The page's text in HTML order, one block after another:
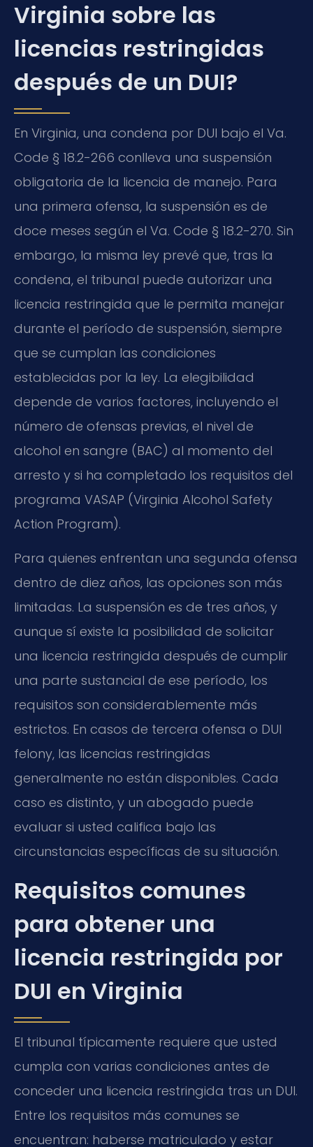
Virginia sobre las
licencias restringidas
después de un DUI?
En Virginia, una condena por DUI bajo el Va.
Code § 18.2-266 conlleva una suspensión
obligatoria de la licencia de manejo. Para
una primera ofensa, la suspensión es de
doce meses según el Va. Code § 18.2-270. Sin
embargo, la misma ley prevé que, tras la
condena, el tribunal puede autorizar una
licencia restringida que le permita manejar
durante el período de suspensión, siempre
que se cumplan las condiciones
establecidas por la ley. La elegibilidad
depende de varios factores, incluyendo el
número de ofensas previas, el nivel de
alcohol en sangre (BAC) al momento del
arresto y si ha completado los requisitos del
programa VASAP (Virginia Alcohol Safety
Action Program).
Para quienes enfrentan una segunda ofensa
dentro de diez años, las opciones son más
limitadas. La suspensión es de tres años, y
aunque sí existe la posibilidad de solicitar
una licencia restringida después de cumplir
una parte sustancial de ese período, los
requisitos son considerablemente más
estrictos. En casos de tercera ofensa o DUI
felony, las licencias restringidas
generalmente no están disponibles. Cada
caso es distinto, y un abogado puede
evaluar si usted califica bajo las
circunstancias específicas de su situación.
Requisitos comunes
para obtener una
licencia restringida por
DUI en Virginia
El tribunal típicamente requiere que usted
cumpla con varias condiciones antes de
conceder una licencia restringida tras un DUI.
Entre los requisitos más comunes se
encuentran: haberse matriculado y estar